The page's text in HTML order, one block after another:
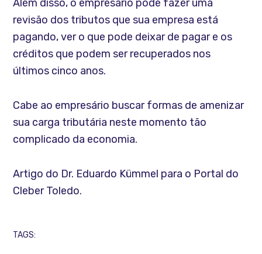
Além disso, o empresário pode fazer uma
revisão dos tributos que sua empresa está
pagando, ver o que pode deixar de pagar e os
créditos que podem ser recuperados nos
últimos cinco anos.
Cabe ao empresário buscar formas de amenizar
sua carga tributária neste momento tão
complicado da economia.
Artigo do Dr. Eduardo Kümmel para o Portal do
Cleber Toledo.
TAGS: